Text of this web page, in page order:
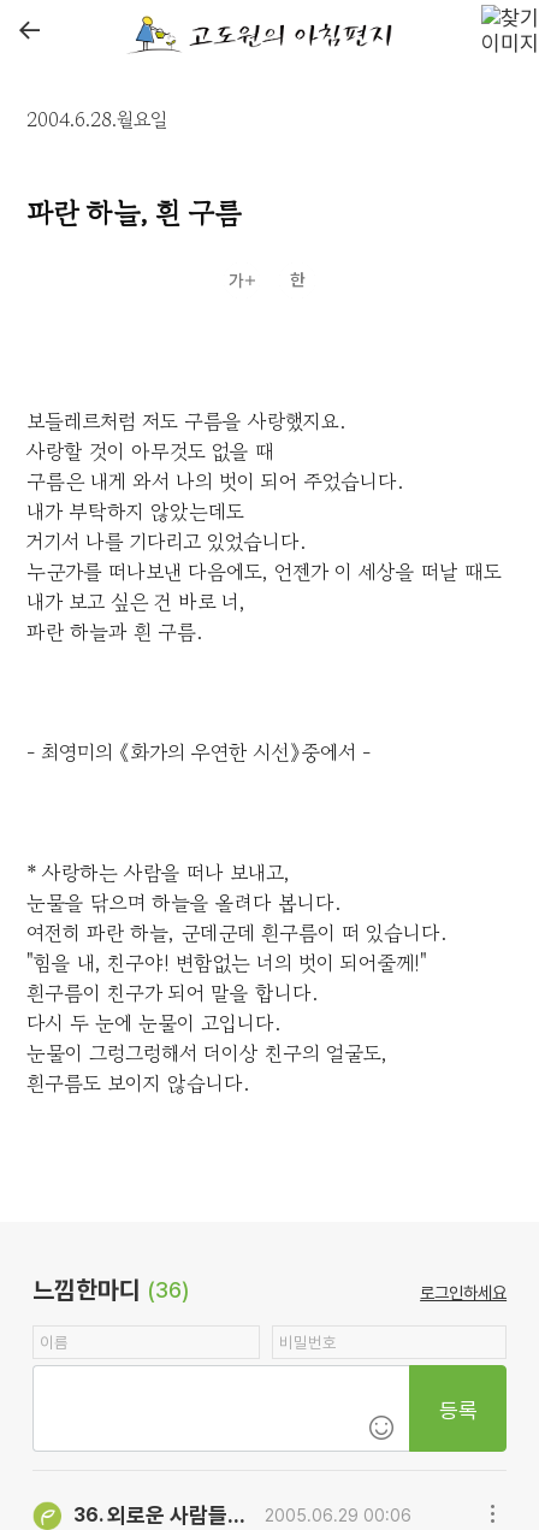
←
2004.6.28.월요일
파란 하늘, 흰 구름
보들레르처럼 저도 구름을 사랑했지요.
사랑할 것이 아무것도 없을 때
구름은 내게 와서 나의 벗이 되어 주었습니다.
내가 부탁하지 않았는데도
거기서 나를 기다리고 있었습니다.
누군가를 떠나보낸 다음에도, 언젠가 이 세상을 떠날 때도
내가 보고 싶은 건 바로 너,
파란 하늘과 흰 구름.
- 최영미의 《화가의 우연한 시선》중에서 -
* 사랑하는 사람을 떠나 보내고,
눈물을 닦으며 하늘을 올려다 봅니다.
여전히 파란 하늘, 군데군데 흰구름이 떠 있습니다.
"힘을 내, 친구야! 변함없는 너의 벗이 되어줄께!"
흰구름이 친구가 되어 말을 합니다.
다시 두 눈에 눈물이 고입니다.
눈물이 그렁그렁해서 더이상 친구의 얼굴도,
흰구름도 보이지 않습니다.
느낌한마디 (36) 로그인하세요
등록
36.외로운 사람들... 2005.06.29 00:06